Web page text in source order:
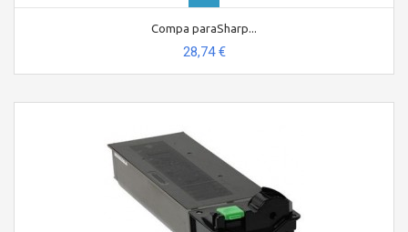
Compa paraSharp...
28,74 €